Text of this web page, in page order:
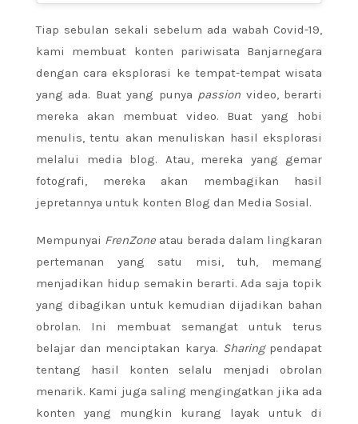
Tiap sebulan sekali sebelum ada wabah Covid-19,
kami membuat konten pariwisata Banjarnegara
dengan cara eksplorasi ke tempat-tempat wisata
yang ada. Buat yang punya passion video, berarti
mereka akan membuat video. Buat yang hobi
menulis, tentu akan menuliskan hasil eksplorasi
melalui media blog. Atau, mereka yang gemar
fotografi, mereka akan membagikan hasil
jepretannya untuk konten Blog dan Media Sosial.
Mempunyai FrenZone atau berada dalam lingkaran
pertemanan yang satu misi, tuh, memang
menjadikan hidup semakin berarti. Ada saja topik
yang dibagikan untuk kemudian dijadikan bahan
obrolan. Ini membuat semangat untuk terus
belajar dan menciptakan karya. Sharing pendapat
tentang hasil konten selalu menjadi obrolan
menarik. Kami juga saling mengingatkan jika ada
konten yang mungkin kurang layak untuk di